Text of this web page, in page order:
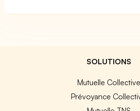
SOLUTIONS
Mutuelle Collective
Prévoyance